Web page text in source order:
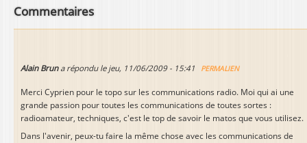
Commentaires
Alain Bruna répondu le jeu, 11/06/2009 - 15:41 PERMALIEN
Merci Cyprien pour le topo sur les communications radio. Moi qui ai une
grande passion pour toutes les communications de toutes sortes :
radioamateur, techniques, c'est le top de savoir le matos que vous utilisez.
Dans l'avenir, peux-tu faire la même chose avec les communications de